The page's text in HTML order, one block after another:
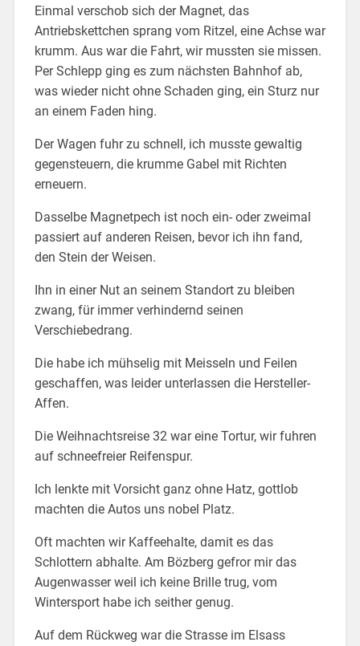
Einmal verschob sich der Magnet, das
Antriebskettchen sprang vom Ritzel, eine Achse war
krumm. Aus war die Fahrt, wir mussten sie missen.
Per Schlepp ging es zum nächsten Bahnhof ab,
was wieder nicht ohne Schaden ging, ein Sturz nur
an einem Faden hing.
Der Wagen fuhr zu schnell, ich musste gewaltig
gegensteuern, die krumme Gabel mit Richten
erneuern.
Dasselbe Magnetpech ist noch ein- oder zweimal
passiert auf anderen Reisen, bevor ich ihn fand,
den Stein der Weisen.
Ihn in einer Nut an seinem Standort zu bleiben
zwang, für immer verhindernd seinen
Verschiebedrang.
Die habe ich mühselig mit Meisseln und Feilen
geschaffen, was leider unterlassen die Hersteller-
Affen.
Die Weihnachtsreise 32 war eine Tortur, wir fuhren
auf schneefreier Reifenspur.
Ich lenkte mit Vorsicht ganz ohne Hatz, gottlob
machten die Autos uns nobel Platz.
Oft machten wir Kaffeehalte, damit es das
Schlottern abhalte. Am Bözberg gefror mir das
Augenwasser weil ich keine Brille trug, vom
Wintersport habe ich seither genug.
Auf dem Rückweg war die Strasse im Elsass